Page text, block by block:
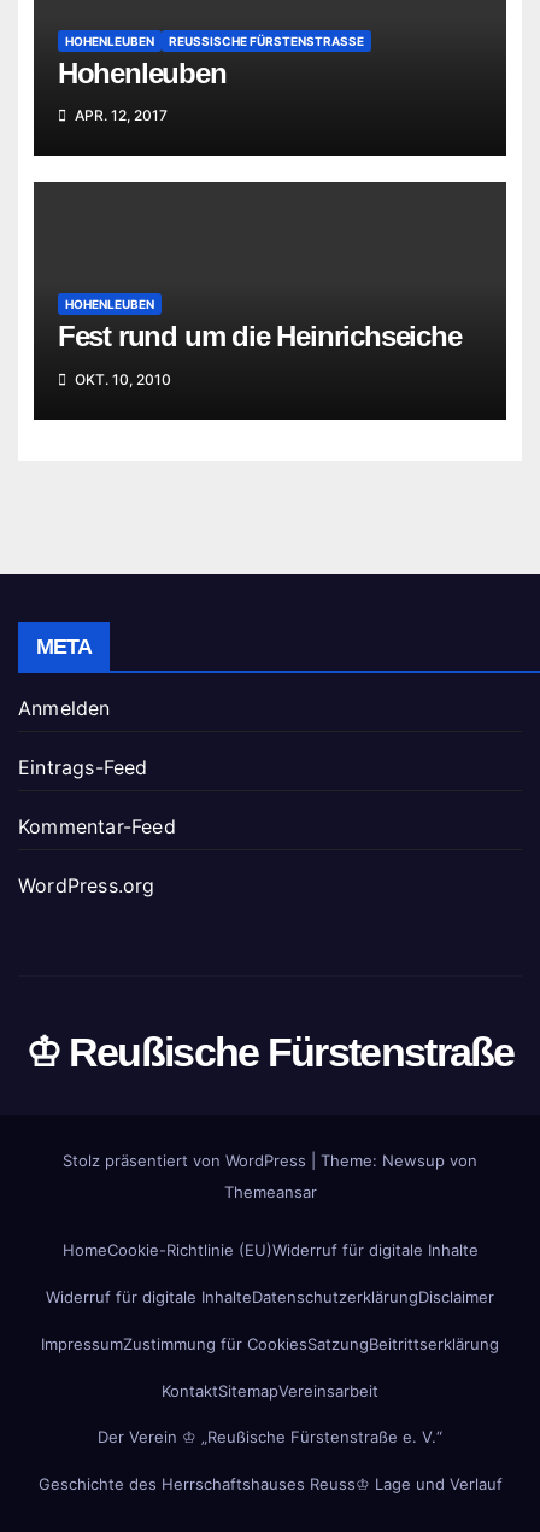
HOHENLEUBEN REUSSISCHE FÜRSTENSTRASSE
Hohenleuben
APR. 12, 2017
HOHENLEUBEN
Fest rund um die Heinrichseiche
OKT. 10, 2010
META
Anmelden
Eintrags-Feed
Kommentar-Feed
WordPress.org
♔ Reußische Fürstenstraße
Stolz präsentiert von WordPress
Theme: Newsup von
Themeansar
HomeCookie-Richtlinie (EU)Widerruf für digitale Inhalte
Widerruf für digitale InhalteDatenschutzerklärungDisclaimer
ImpressumZustimmung für CookiesSatzungBeitrittserklärung
KontaktSitemapVereinsarbeit
Der Verein ♔ „Reußische Fürstenstraße e. V.“
Geschichte des Herrschaftshauses Reuss♔ Lage und Verlauf